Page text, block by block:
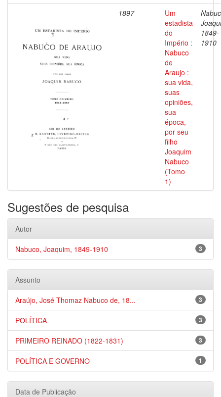
1897
Um
estadista
do
Império :
Nabuco
de
Araujo :
sua vida,
suas
opiniões,
sua
época,
por seu
filho
Joaquim
Nabuco
(Tomo
1)
1849-
1910
Sugestões de pesquisa
Autor
3
Nabuco, Joaquim, 1849-1910
Assunto
3
Araújo, José Thomaz Nabuco de, 18...
3
POLÍTICA
3
PRIMEIRO REINADO (1822-1831)
1
POLÍTICA E GOVERNO
Data de Publicação